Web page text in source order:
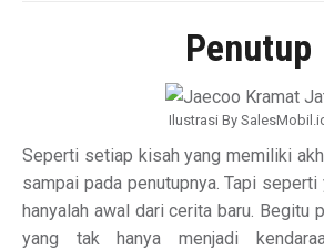
Penutup
Ilustrasi By
Seperti setiap kisah yang memiliki
sampai pada penutupnya. Tapi seperti
hanyalah awal dari cerita baru. Begitu
yang tak hanya menjadi